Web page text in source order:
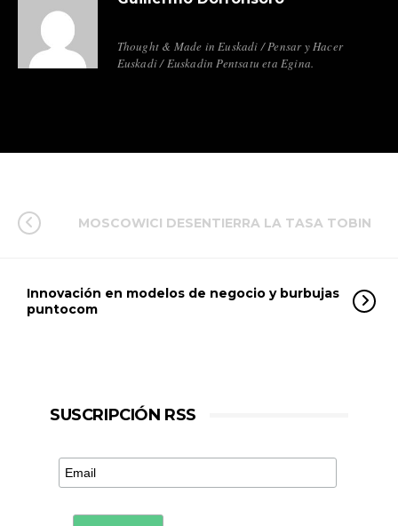
Thought & Made in Euskadi / Pensar y Hacer
Euskadi / Euskadin Pentsatu eta Egina.
MOSCOWICI DESENTIERRA LA TASA TOBIN
Innovación en modelos de negocio y burbujas
puntocom
SUSCRIPCIÓN RSS